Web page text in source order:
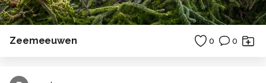
Zeemeeuwen 0 0